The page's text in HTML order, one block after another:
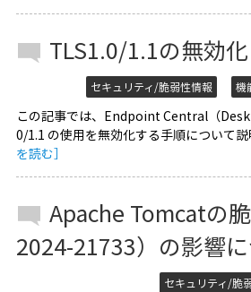
TLS1.0/1.1の無効化
セキュリティ/脆弱性情報 機
この記事では、Endpoint Central（
0/1.1 の使用を無効化する手順について
を読む］
Apache Tomcatの
2024-21733）の影響
セキュリティ/脆